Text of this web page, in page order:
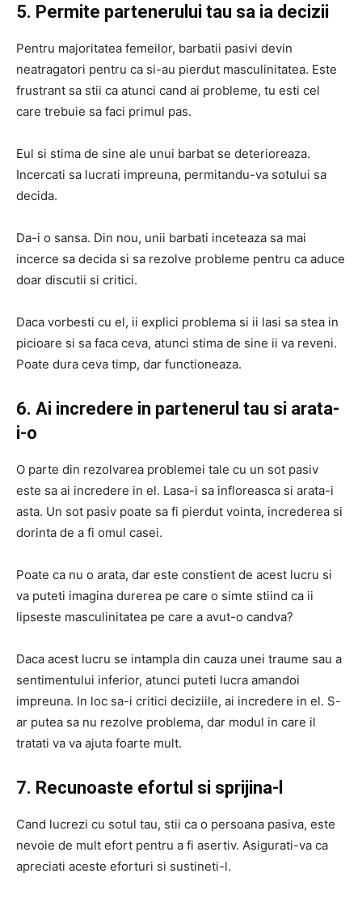
5. Permite partenerului tau sa ia decizii
Pentru majoritatea femeilor, barbatii pasivi devin
neatragatori pentru ca si-au pierdut masculinitatea. Este
frustrant sa stii ca atunci cand ai probleme, tu esti cel
care trebuie sa faci primul pas.
Eul si stima de sine ale unui barbat se deterioreaza.
Incercati sa lucrati impreuna, permitandu-va sotului sa
decida.
Da-i o sansa. Din nou, unii barbati inceteaza sa mai
incerce sa decida si sa rezolve probleme pentru ca aduce
doar discutii si critici.
Daca vorbesti cu el, ii explici problema si ii lasi sa stea in
picioare si sa faca ceva, atunci stima de sine ii va reveni.
Poate dura ceva timp, dar functioneaza.
6. Ai incredere in partenerul tau si arata-
i-o
O parte din rezolvarea problemei tale cu un sot pasiv
este sa ai incredere in el. Lasa-i sa infloreasca si arata-i
asta. Un sot pasiv poate sa fi pierdut vointa, increderea si
dorinta de a fi omul casei.
Poate ca nu o arata, dar este constient de acest lucru si
va puteti imagina durerea pe care o simte stiind ca ii
lipseste masculinitatea pe care a avut-o candva?
Daca acest lucru se intampla din cauza unei traume sau a
sentimentului inferior, atunci puteti lucra amandoi
impreuna. In loc sa-i critici deciziile, ai incredere in el. S-
ar putea sa nu rezolve problema, dar modul in care il
tratati va va ajuta foarte mult.
7. Recunoaste efortul si sprijina-l
Cand lucrezi cu sotul tau, stii ca o persoana pasiva, este
nevoie de mult efort pentru a fi asertiv. Asigurati-va ca
apreciati aceste eforturi si sustineti-l.